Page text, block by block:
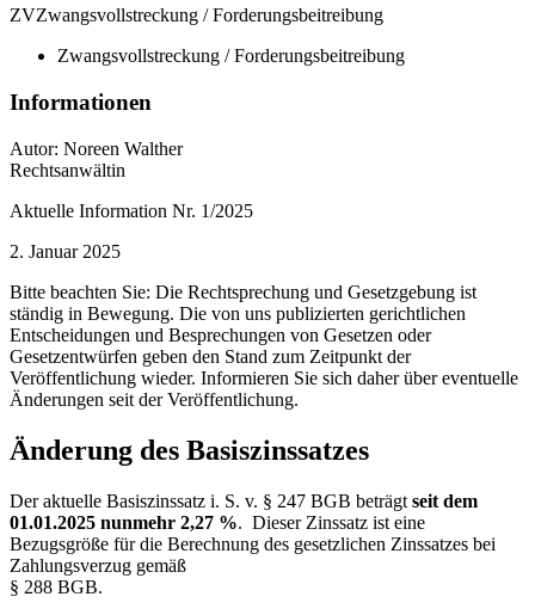
ZVZwangsvollstreckung / Forderungsbeitreibung
Zwangsvollstreckung / Forderungsbeitreibung
Informationen
Autor: Noreen Walther
Rechtsanwältin
Aktuelle Information Nr. 1/2025
2. Januar 2025
Bitte beachten Sie: Die Rechtsprechung und Gesetzgebung ist
ständig in Bewegung. Die von uns publizierten gerichtlichen
Entscheidungen und Besprechungen von Gesetzen oder
Gesetzentwürfen geben den Stand zum Zeitpunkt der
Veröffentlichung wieder. Informieren Sie sich daher über eventuelle
Änderungen seit der Veröffentlichung.
Änderung des Basiszinssatzes
Der aktuelle Basiszinssatz i. S. v. § 247 BGB beträgt seit dem
01.01.2025 nunmehr 2,27 %. Dieser Zinssatz ist eine
Bezugsgröße für die Berechnung des gesetzlichen Zinssatzes bei
Zahlungsverzug gemäß
§ 288 BGB.